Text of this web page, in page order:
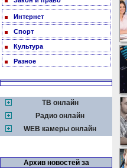
Интернет
Спорт
Культура
Разное
ТВ онлайн
Радио онлайн
WEB камеры онлайн
Архив новостей за